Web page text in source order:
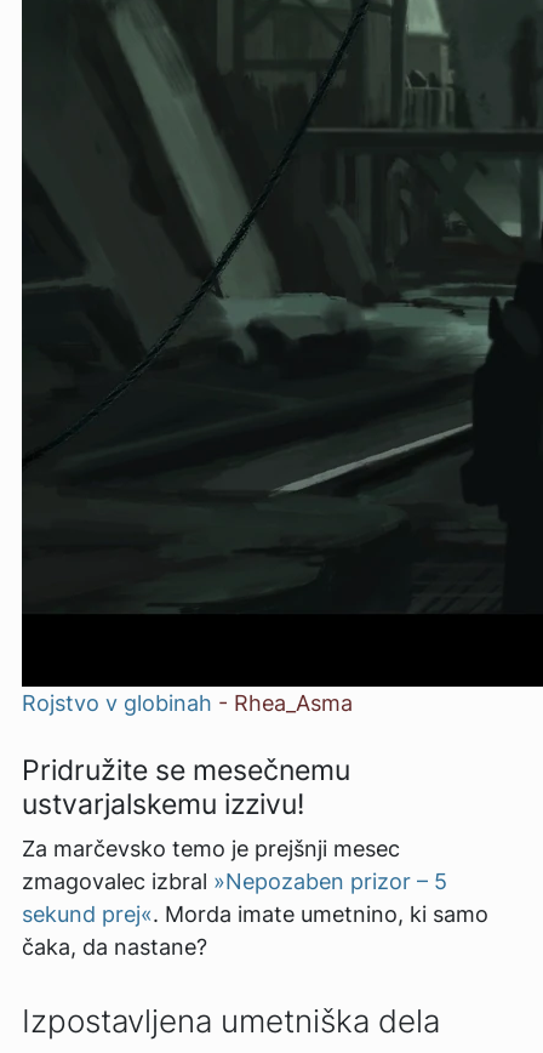
Rojstvo v globinah - Rhea_Asma
Pridružite se mesečnemu
ustvarjalskemu izzivu!
Za marčevsko temo je prejšnji mesec
zmagovalec izbral »Nepozaben prizor – 5
sekund prej«. Morda imate umetnino, ki samo
čaka, da nastane?
Izpostavljena umetniška dela